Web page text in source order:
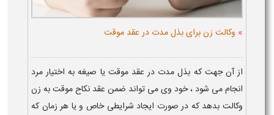
» وکالت زن برای بذل مدت در عقد موقت
از آن جهت که بذل مدت در عقد موقت یا صیغه به اختیار مرد
انجام می شود ، خود وی می تواند ضمن عقد نکاح موقت به زن
وکالت بدهد که در صورت ایجاد شرایطی خاص و یا هر زمان که